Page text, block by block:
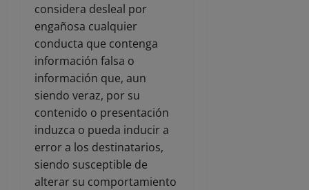
considera desleal por
engañosa cualquier
conducta que contenga
información falsa o
información que, aun
siendo veraz, por su
contenido o presentación
induzca o pueda inducir a
error a los destinatarios,
siendo susceptible de
alterar su comportamiento